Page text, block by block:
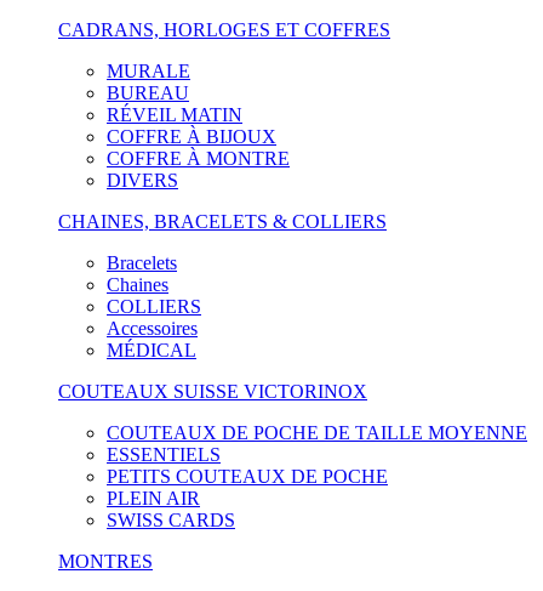
CADRANS, HORLOGES ET COFFRES
MURALE
BUREAU
RÉVEIL MATIN
COFFRE À BIJOUX
COFFRE À MONTRE
DIVERS
CHAINES, BRACELETS & COLLIERS
Bracelets
Chaines
COLLIERS
Accessoires
MÉDICAL
COUTEAUX SUISSE VICTORINOX
COUTEAUX DE POCHE DE TAILLE MOYENNE
ESSENTIELS
PETITS COUTEAUX DE POCHE
PLEIN AIR
SWISS CARDS
MONTRES